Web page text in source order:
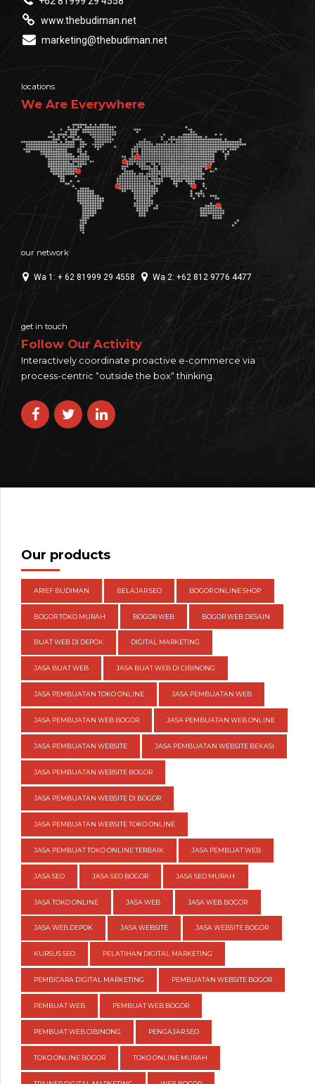
www.thebudiman.net
marketing@thebudiman.net
locations
We Are Everywhere
our network
Wa 1: + 62 81999 29 4558 Wa 2: +62 812 9776 4477
get in touch
Follow Our Activity
Interactively coordinate proactive e-commerce via
process-centric “outside the box“ thinking.
Our products
ARIEF BUDIMAN BELAJAR SEO BOGOR ONLINE SHOP
BOGOR TOKO MURAH BOGOR WEB BOGOR WEB DESAIN
BUAT WEB DI DEPOK DIGITAL MARKETING
JASA BUAT WEB JASA BUAT WEB DI CIBINONG
JASA PEMBUATAN TOKO ONLINE JASA PEMBUATAN WEB
JASA PEMBUATAN WEB BOGOR JASA PEMBUATAN WEB ONLINE
JASA PEMBUATAN WEBSITE JASA PEMBUATAN WEBSITE BEKASI
JASA PEMBUATAN WEBSITE BOGOR
JASA PEMBUATAN WEBSITE DI BOGOR
JASA PEMBUATAN WEBSITE TOKO ONLINE
JASA PEMBUAT TOKO ONLINE TERBAIK JASA PEMBUAT WEB
JASA SEO JASA SEO BOGOR JASA SEO MURAH
JASA TOKO ONLINE JASA WEB JASA WEB BOGOR
JASA WEB DEPOK JASA WEBSITE JASA WEBSITE BOGOR
KURSUS SEO PELATIHAN DIGITAL MARKETING
PEMBICARA DIGITAL MARKETING PEMBUATAN WEBSITE BOGOR
PEMBUAT WEB PEMBUAT WEB BOGOR
PEMBUAT WEB CIBINONG PENGAJAR SEO
TOKO ONLINE BOGOR TOKO ONLINE MURAH